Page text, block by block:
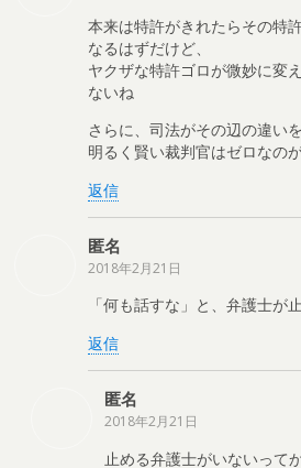
本来は特許がきれたらその特
なるはずだけど、
ヤクザな特許ゴロが微妙に変
ないね
さらに、司法がその辺の違い
明るく賢い裁判官はゼロなの
返信
匿名
2018年2月21日
「何も話すな」と、弁護士が
返信
匿名
2018年2月21日
止める弁護士がいないって